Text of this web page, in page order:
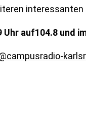
interessanten
auf104.8 und